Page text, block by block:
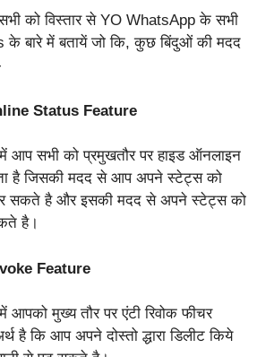
को विस्तार से YO WhatsApp के सभी
के बारे में बतायें जो कि, कुछ बिंदुओं की मदद
Status Feature
आप सभी को प्रमुखतौर पर हाइड ऑनलाइन
है जिसकी मदद से आप अपने स्टेट्स को
सकते है और इसकी मदद से अपने स्टेट्स को
है।
Feature
मुख्य तौर पर एंटी रिवोक फीचर
है कि आप अपने दोस्तो द्धारा डिलीट किये